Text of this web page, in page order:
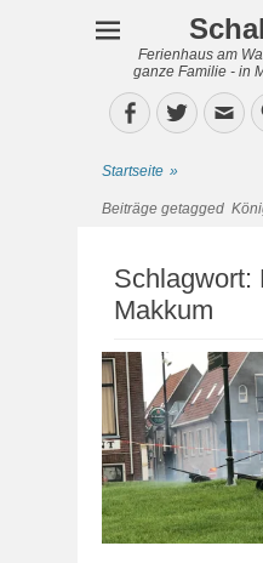
Ferienhaus am
ganze Familie - in
Facebook
Twitter
Startseite »
Beiträge getagged
Schlagwort:
Makkum